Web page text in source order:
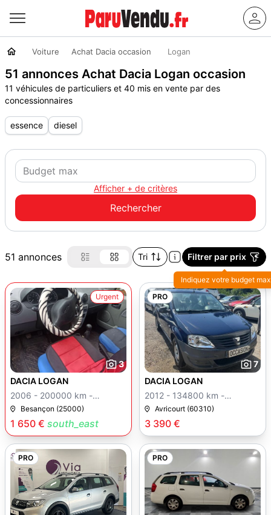
Voiture Achat Dacia occasion Logan
51 annonces Achat Dacia Logan occasion
11 véhicules de particuliers et 40 mis en vente par des
concessionnaires
essence diesel
Afficher + de critères
51 annonces Tri Filtrer par prix
Indiquez votre budget max
Urgent
3
1 650 € south_east
DACIA LOGAN
2006 - 200000 km -
Manuelle
Besançon (25000)
PRO
7
3 390 €
DACIA LOGAN
2012 - 134800 km -
Manuelle
Avricourt (60310)
PRO PRO